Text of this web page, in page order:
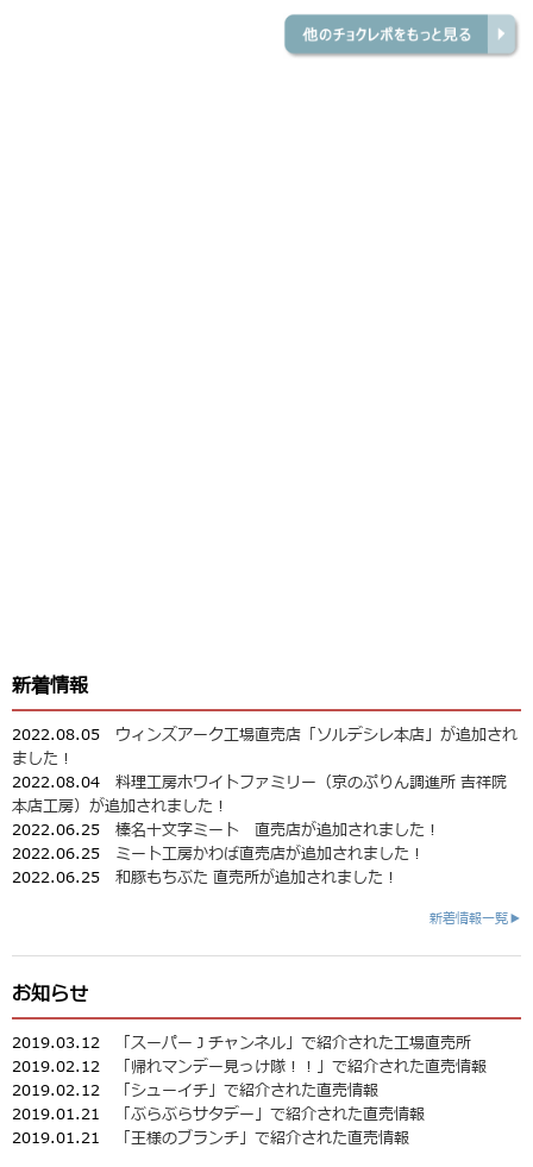
新着情報
2022.08.05 ウィンズアーク工場直売店「ソルデシレ本店」が追加され
ました！
2022.08.04 料理工房ホワイトファミリー（京のぷりん調進所 吉祥院
本店工房）が追加されました！
2022.06.25 榛名十文字ミート 直売店が追加されました！
2022.06.25 ミート工房かわば直売店が追加されました！
2022.06.25 和豚もちぶた 直売所が追加されました！
新着情報一覧▶
お知らせ
2019.03.12
「スーパーＪチャンネル」で紹介された工場直売所
2019.02.12
「帰れマンデー見っけ隊！！」で紹介された直売情報
2019.02.12
「シューイチ」で紹介された直売情報
2019.01.21
「ぶらぶらサタデー」で紹介された直売情報
2019.01.21
「王様のブランチ」で紹介された直売情報